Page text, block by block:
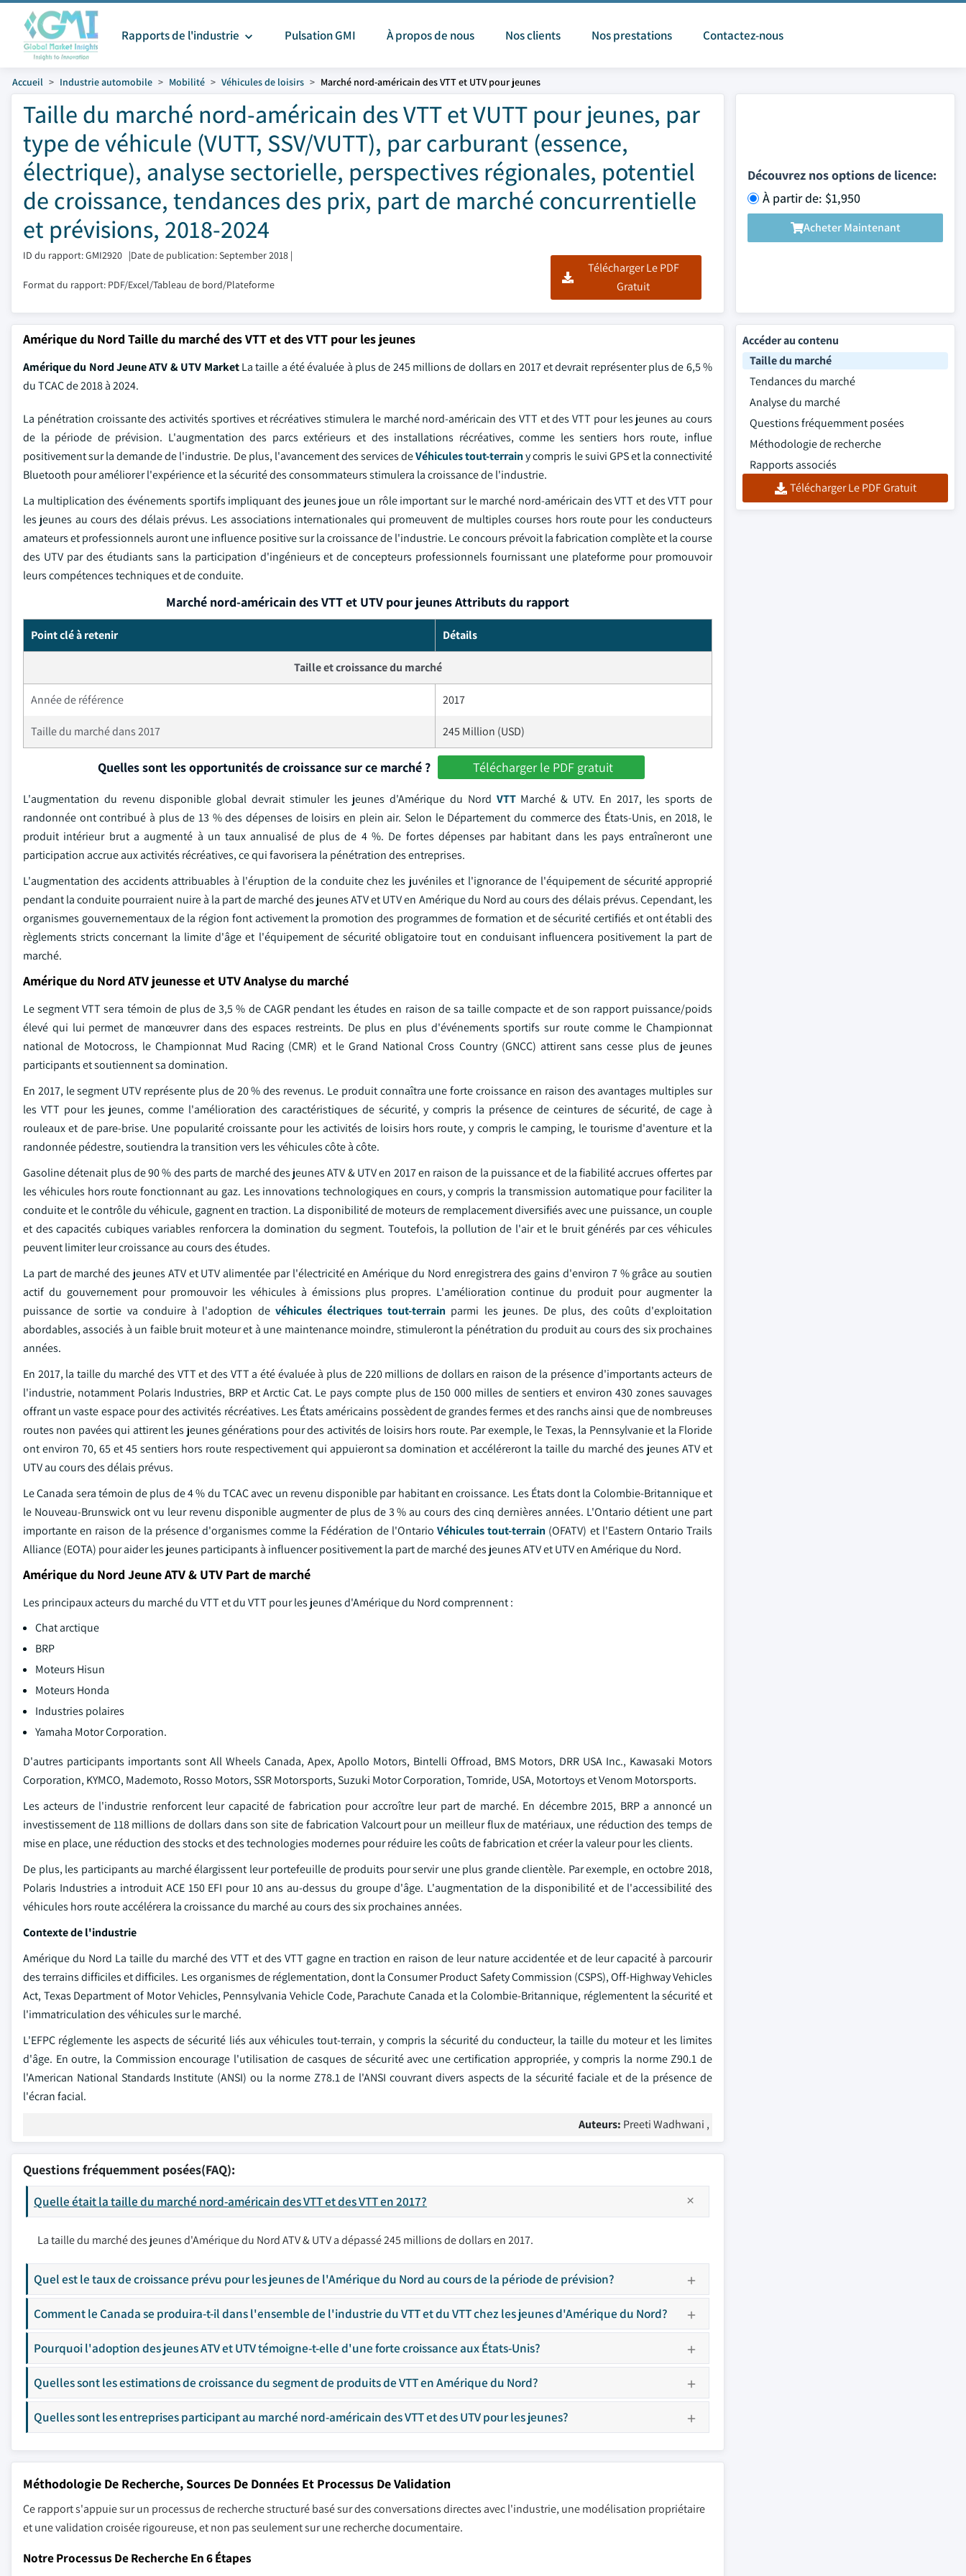
Rapports de l'industrie Pulsation GMI À propos de nous Nos clients Nos prestations Contactez-nous
Accueil Industrie automobile Mobilité Véhicules de loisirs Marché nord-américain des VTT et UTV pour jeunes
Taille du marché nord-américain des VTT et VUTT pour jeunes, par
type de véhicule (VUTT, SSV/VUTT), par carburant (essence,
électrique), analyse sectorielle, perspectives régionales, potentiel
de croissance, tendances des prix, part de marché concurrentielle
et prévisions, 2018-2024
ID du rapport: GMI2920 |Date de publication: September 2018 |
Format du rapport: PDF/Excel/Tableau de bord/Plateforme
Télécharger Le PDF
Gratuit
Découvrez nos options de licence:
À partir de: $1,950
Acheter Maintenant
Amérique du Nord Taille du marché des VTT et des VTT pour les jeunes
Amérique du Nord Jeune ATV & UTV MarketLa taille a été évaluée à plus de 245 millions de dollars en 2017 et devrait représenter plus de 6,5 %
du TCAC de 2018 à 2024.
La pénétration croissante des activités sportives et récréatives stimulera le marché nord-américain des VTT et des VTT pour les jeunes au cours
de la période de prévision. L'augmentation des parcs extérieurs et des installations récréatives, comme les sentiers hors route, influe
positivement sur la demande de l'industrie. De plus, l'avancement des services deVéhicules tout-terrainy compris le suivi GPS et la connectivité
Bluetooth pour améliorer l'expérience et la sécurité des consommateurs stimulera la croissance de l'industrie.
La multiplication des événements sportifs impliquant des jeunes joue un rôle important sur le marché nord-américain des VTT et des VTT pour
les jeunes au cours des délais prévus. Les associations internationales qui promeuvent de multiples courses hors route pour les conducteurs
amateurs et professionnels auront une influence positive sur la croissance de l'industrie. Le concours prévoit la fabrication complète et la course
des UTV par des étudiants sans la participation d'ingénieurs et de concepteurs professionnels fournissant une plateforme pour promouvoir
leurs compétences techniques et de conduite.
Marché nord-américain des VTT et UTV pour jeunes Attributs du rapport
Point clé à retenir Détails
Taille et croissance du marché
Année de référence 2017
Taille du marché dans 2017 245 Million (USD)
Quelles sont les opportunités de croissance sur ce marché ? Télécharger le PDF gratuit
L'augmentation du revenu disponible global devrait stimuler les jeunes d'Amérique du Nord VTTMarché & UTV. En 2017, les sports de
randonnée ont contribué à plus de 13 % des dépenses de loisirs en plein air. Selon le Département du commerce des États-Unis, en 2018, le
produit intérieur brut a augmenté à un taux annualisé de plus de 4 %. De fortes dépenses par habitant dans les pays entraîneront une
participation accrue aux activités récréatives, ce qui favorisera la pénétration des entreprises.
L'augmentation des accidents attribuables à l'éruption de la conduite chez les juvéniles et l'ignorance de l'équipement de sécurité approprié
pendant la conduite pourraient nuire à la part de marché des jeunes ATV et UTV en Amérique du Nord au cours des délais prévus. Cependant, les
organismes gouvernementaux de la région font activement la promotion des programmes de formation et de sécurité certifiés et ont établi des
règlements stricts concernant la limite d'âge et l'équipement de sécurité obligatoire tout en conduisant influencera positivement la part de
marché.
Amérique du Nord ATV jeunesse et UTV Analyse du marché
Le segment VTT sera témoin de plus de 3,5 % de CAGR pendant les études en raison de sa taille compacte et de son rapport puissance/poids
élevé qui lui permet de manœuvrer dans des espaces restreints. De plus en plus d'événements sportifs sur route comme le Championnat
national de Motocross, le Championnat Mud Racing (CMR) et le Grand National Cross Country (GNCC) attirent sans cesse plus de jeunes
participants et soutiennent sa domination.
En 2017, le segment UTV représente plus de 20 % des revenus. Le produit connaîtra une forte croissance en raison des avantages multiples sur
les VTT pour les jeunes, comme l'amélioration des caractéristiques de sécurité, y compris la présence de ceintures de sécurité, de cage à
rouleaux et de pare-brise. Une popularité croissante pour les activités de loisirs hors route, y compris le camping, le tourisme d'aventure et la
randonnée pédestre, soutiendra la transition vers les véhicules côte à côte.
Gasoline détenait plus de 90 % des parts de marché des jeunes ATV & UTV en 2017 en raison de la puissance et de la fiabilité accrues offertes par
les véhicules hors route fonctionnant au gaz. Les innovations technologiques en cours, y compris la transmission automatique pour faciliter la
conduite et le contrôle du véhicule, gagnent en traction. La disponibilité de moteurs de remplacement diversifiés avec une puissance, un couple
et des capacités cubiques variables renforcera la domination du segment. Toutefois, la pollution de l'air et le bruit générés par ces véhicules
peuvent limiter leur croissance au cours des études.
La part de marché des jeunes ATV et UTV alimentée par l'électricité en Amérique du Nord enregistrera des gains d'environ 7 % grâce au soutien
actif du gouvernement pour promouvoir les véhicules à émissions plus propres. L'amélioration continue du produit pour augmenter la
puissance de sortie va conduire à l'adoption de véhicules électriques tout-terrain parmi les jeunes. De plus, des coûts d'exploitation
abordables, associés à un faible bruit moteur et à une maintenance moindre, stimuleront la pénétration du produit au cours des six prochaines
années.
En 2017, la taille du marché des VTT et des VTT a été évaluée à plus de 220 millions de dollars en raison de la présence d'importants acteurs de
l'industrie, notamment Polaris Industries, BRP et Arctic Cat. Le pays compte plus de 150 000 milles de sentiers et environ 430 zones sauvages
offrant un vaste espace pour des activités récréatives. Les États américains possèdent de grandes fermes et des ranchs ainsi que de nombreuses
routes non pavées qui attirent les jeunes générations pour des activités de loisirs hors route. Par exemple, le Texas, la Pennsylvanie et la Floride
ont environ 70, 65 et 45 sentiers hors route respectivement qui appuieront sa domination et accéléreront la taille du marché des jeunes ATV et
UTV au cours des délais prévus.
Le Canada sera témoin de plus de 4 % du TCAC avec un revenu disponible par habitant en croissance. Les États dont la Colombie-Britannique et
le Nouveau-Brunswick ont vu leur revenu disponible augmenter de plus de 3 % au cours des cinq dernières années. L'Ontario détient une part
importante en raison de la présence d'organismes comme la Fédération de l'Ontario Véhicules tout-terrain (OFATV) et l'Eastern Ontario Trails
Alliance (EOTA) pour aider les jeunes participants à influencer positivement la part de marché des jeunes ATV et UTV en Amérique du Nord.
Amérique du Nord Jeune ATV & UTV Part de marché
Les principaux acteurs du marché du VTT et du VTT pour les jeunes d'Amérique du Nord comprennent :
Chat arctique
BRP
Moteurs Hisun
Moteurs Honda
Industries polaires
Yamaha Motor Corporation.
D'autres participants importants sont All Wheels Canada, Apex, Apollo Motors, Bintelli Offroad, BMS Motors, DRR USA Inc., Kawasaki Motors
Corporation, KYMCO, Mademoto, Rosso Motors, SSR Motorsports, Suzuki Motor Corporation, Tomride, USA, Motortoys et Venom Motorsports.
Les acteurs de l'industrie renforcent leur capacité de fabrication pour accroître leur part de marché. En décembre 2015, BRP a annoncé un
investissement de 118 millions de dollars dans son site de fabrication Valcourt pour un meilleur flux de matériaux, une réduction des temps de
mise en place, une réduction des stocks et des technologies modernes pour réduire les coûts de fabrication et créer la valeur pour les clients.
De plus, les participants au marché élargissent leur portefeuille de produits pour servir une plus grande clientèle. Par exemple, en octobre 2018,
Polaris Industries a introduit ACE 150 EFI pour 10 ans au-dessus du groupe d'âge. L'augmentation de la disponibilité et de l'accessibilité des
véhicules hors route accélérera la croissance du marché au cours des six prochaines années.
Contexte de l'industrie
Amérique du Nord La taille du marché des VTT et des VTT gagne en traction en raison de leur nature accidentée et de leur capacité à parcourir
des terrains difficiles et difficiles. Les organismes de réglementation, dont la Consumer Product Safety Commission (CSPS), Off-Highway Vehicles
Act, Texas Department of Motor Vehicles, Pennsylvania Vehicle Code, Parachute Canada et la Colombie-Britannique, réglementent la sécurité et
l'immatriculation des véhicules sur le marché.
L'EFPC réglemente les aspects de sécurité liés aux véhicules tout-terrain, y compris la sécurité du conducteur, la taille du moteur et les limites
d'âge. En outre, la Commission encourage l'utilisation de casques de sécurité avec une certification appropriée, y compris la norme Z90.1 de
l'American National Standards Institute (ANSI) ou la norme Z78.1 de l'ANSI couvrant divers aspects de la sécurité faciale et de la présence de
l'écran facial.
Auteurs: Preeti Wadhwani ,
Questions fréquemment posées(FAQ):
Quelle était la taille du marché nord-américain des VTT et des VTT en 2017?
La taille du marché des jeunes d'Amérique du Nord ATV & UTV a dépassé 245 millions de dollars en 2017.
Quel est le taux de croissance prévu pour les jeunes de l'Amérique du Nord au cours de la période de prévision?
Comment le Canada se produira-t-il dans l'ensemble de l'industrie du VTT et du VTT chez les jeunes d'Amérique du Nord?
Pourquoi l'adoption des jeunes ATV et UTV témoigne-t-elle d'une forte croissance aux États-Unis?
Quelles sont les estimations de croissance du segment de produits de VTT en Amérique du Nord?
Quelles sont les entreprises participant au marché nord-américain des VTT et des UTV pour les jeunes?
Méthodologie De Recherche, Sources De Données Et Processus De Validation
Ce rapport s'appuie sur un processus de recherche structuré basé sur des conversations directes avec l'industrie, une modélisation propriétaire
et une validation croisée rigoureuse, et non pas seulement sur une recherche documentaire.
Notre Processus De Recherche En 6 Étapes
Accéder au contenu
Taille du marché
Tendances du marché
Analyse du marché
Questions fréquemment posées
Méthodologie de recherche
Rapports associés
Télécharger Le PDF Gratuit